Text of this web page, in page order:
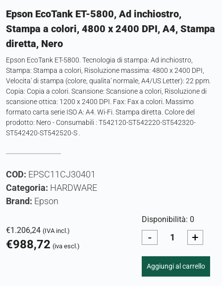
Epson EcoTank ET-5800, Ad inchiostro,
Stampa a colori, 4800 x 2400 DPI, A4, Stampa
diretta, Nero
Epson EcoTank ET-5800. Tecnologia di stampa: Ad inchiostro,
Stampa: Stampa a colori, Risoluzione massima: 4800 x 2400 DPI,
Velocita' di stampa (colore, qualita' normale, A4/US Letter): 22 ppm.
Copia: Copia a colori. Scansione: Scansione a colori, Risoluzione di
scansione ottica: 1200 x 2400 DPI. Fax: Fax a colori. Massimo
formato carta serie ISO A: A4. Wi-Fi. Stampa diretta. Colore del
prodotto: Nero - Consumabili : T542120-ST542220-ST542320-
ST542420-ST542520-S .
COD: EPSC11CJ30401
Categoria: HARDWARE
Brand: Epson
€1.206,24 (IVA incl.)
€988,72 (iva escl.)
Disponibilità: 0
- +
Aggiungi al carrello